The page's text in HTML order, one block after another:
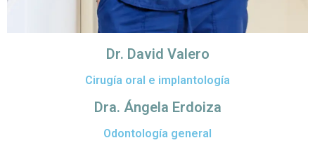
Dr. David Valero
Cirugía oral e implantología
Dra. Ángela Erdoiza
Odontología general